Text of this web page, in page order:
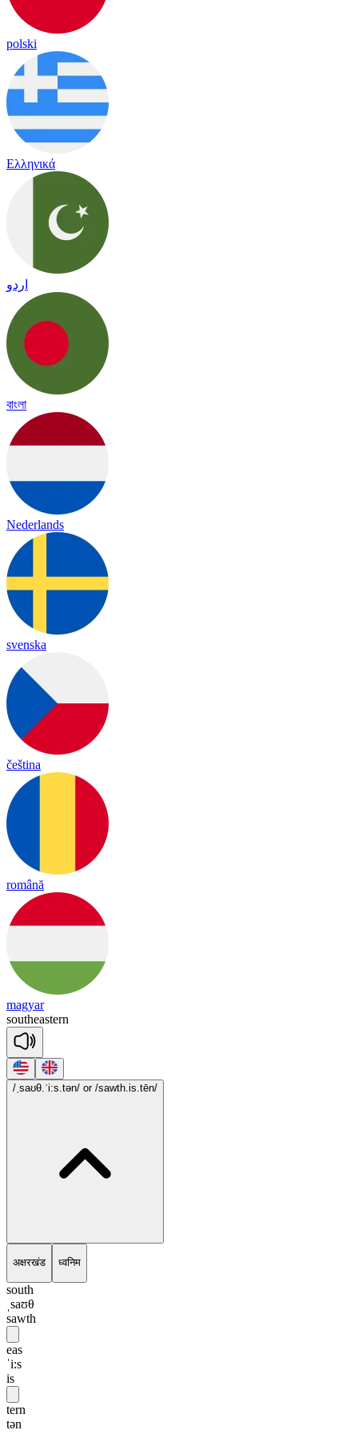
polski
Ελληνικά
اردو
বাংলা
Nederlands
svenska
čeština
română
magyar
southeastern
/ˌsaʊθ.ˈi:s.tən/ or /sawth.is.tēn/
अक्षरखंड ध्वनिम
south
ˌsaʊθ
sawth
eas
ˈi:s
is
tern
tən